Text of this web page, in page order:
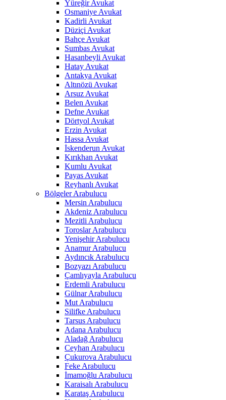
Yüreğir Avukat
Osmaniye Avukat
Kadirli Avukat
Düziçi Avukat
Bahçe Avukat
Sumbas Avukat
Hasanbeyli Avukat
Hatay Avukat
Antakya Avukat
Altınözü Avukat
Arsuz Avukat
Belen Avukat
Defne Avukat
Dörtyol Avukat
Erzin Avukat
Hassa Avukat
İskenderun Avukat
Kırıkhan Avukat
Kumlu Avukat
Payas Avukat
Reyhanlı Avukat
Bölgeler Arabulucu
Mersin Arabulucu
Akdeniz Arabulucu
Mezitli Arabulucu
Toroslar Arabulucu
Yenişehir Arabulucu
Anamur Arabulucu
Aydıncık Arabulucu
Bozyazı Arabulucu
Çamlıyayla Arabulucu
Erdemli Arabulucu
Gülnar Arabulucu
Mut Arabulucu
Silifke Arabulucu
Tarsus Arabulucu
Adana Arabulucu
Aladağ Arabulucu
Ceyhan Arabulucu
Çukurova Arabulucu
Feke Arabulucu
İmamoğlu Arabulucu
Karaisalı Arabulucu
Karataş Arabulucu